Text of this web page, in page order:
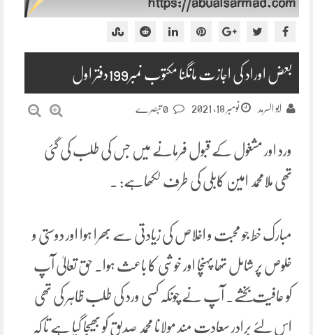
بعض اوراد کی اجازت مانگنا مکتوب نمبر199دفتر اول
ابو السرمد نومبر 18, 2021
ورد اور مشغول کے قبول فرمانے میں جس کی طلب کی گئی
تھی ملامحمد امین کابلی کی طرف لکھاہے: ۔
مبارک خط جو محبت و اخلاص کی زیادتی سے بھرا ہوا اور دوستی و
خلوص پر شامل تھا پہنچا اور خوشی کا باعث ہوا۔ حق تعالیٰ آپ
کو عافیت بخشے۔ آپ نے چونکہ کسی ورد کی طلب ظاہر کی تھی
اس لئے برادر سعادت مند مولانا محمد صدیق کو بھیجا گیا ہے تا کہ